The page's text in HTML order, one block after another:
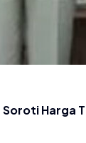
Harga